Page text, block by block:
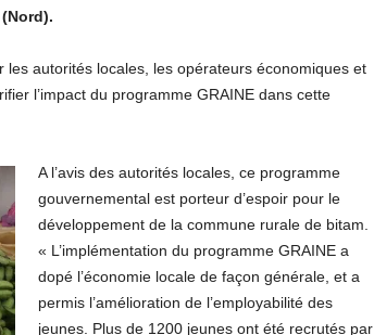
autorités locales, les opérateurs économiques et
l’impact du programme GRAINE dans cette
A l’avis des autorités locales, ce programme
gouvernemental est porteur d’espoir pour le
développement de la commune rurale de bitam.
« L’implémentation du programme GRAINE a
dopé l’économie locale de façon générale, et a
permis l’amélioration de l’employabilité des
jeunes. Plus de 1200 jeunes ont été recrutés par